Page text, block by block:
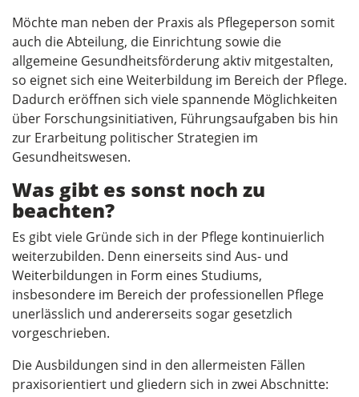
Möchte man neben der Praxis als Pflegeperson somit
auch die Abteilung, die Einrichtung sowie die
allgemeine Gesundheitsförderung aktiv mitgestalten,
so eignet sich eine Weiterbildung im Bereich der Pflege.
Dadurch eröffnen sich viele spannende Möglichkeiten
über Forschungsinitiativen, Führungsaufgaben bis hin
zur Erarbeitung politischer Strategien im
Gesundheitswesen.
Was gibt es sonst noch zu
beachten?
Es gibt viele Gründe sich in der Pflege kontinuierlich
weiterzubilden. Denn einerseits sind Aus- und
Weiterbildungen in Form eines Studiums,
insbesondere im Bereich der professionellen Pflege
unerlässlich und andererseits sogar gesetzlich
vorgeschrieben.
Die Ausbildungen sind in den allermeisten Fällen
praxisorientiert und gliedern sich in zwei Abschnitte: